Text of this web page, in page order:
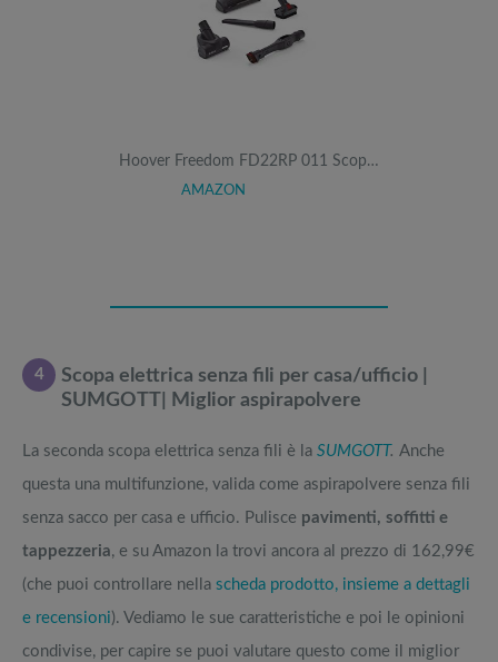
Hoover Freedom FD22RP 011 Scop…
AMAZON
4
Scopa elettrica senza fili per casa/ufficio |
SUMGOTT| Miglior aspirapolvere
La seconda scopa elettrica senza fili è la SUMGOTT. Anche
questa una multifunzione, valida come aspirapolvere senza fili
senza sacco per casa e ufficio. Pulisce pavimenti, soffitti e
tappezzeria, e su Amazon la trovi ancora al prezzo di 162,99€
(che puoi controllare nella scheda prodotto, insieme a dettagli
e recensioni). Vediamo le sue caratteristiche e poi le opinioni
condivise, per capire se puoi valutare questo come il miglior